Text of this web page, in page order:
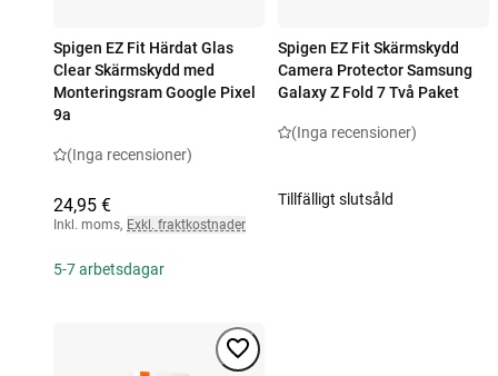
Spigen EZ Fit Härdat Glas
Clear Skärmskydd med
Monteringsram Google Pixel
9a
(Inga recensioner)
24,95 €
Inkl. moms, Exkl. fraktkostnader
5-7 arbetsdagar
Spigen EZ Fit Skärmskydd
Camera Protector Samsung
Galaxy Z Fold 7 Två Paket
(Inga recensioner)
Tillfälligt slutsåld